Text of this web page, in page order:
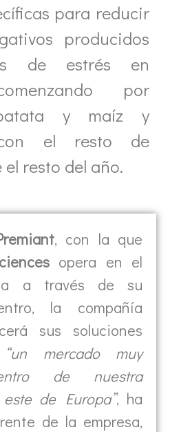
para reducir
producidos
de estrés en
por
y maíz y
con el resto de
resto del año.
, con la que
opera en el
a través de su
la compañía
sus soluciones
“un mercado muy
de nuestra
de Europa”, ha
de la empresa,